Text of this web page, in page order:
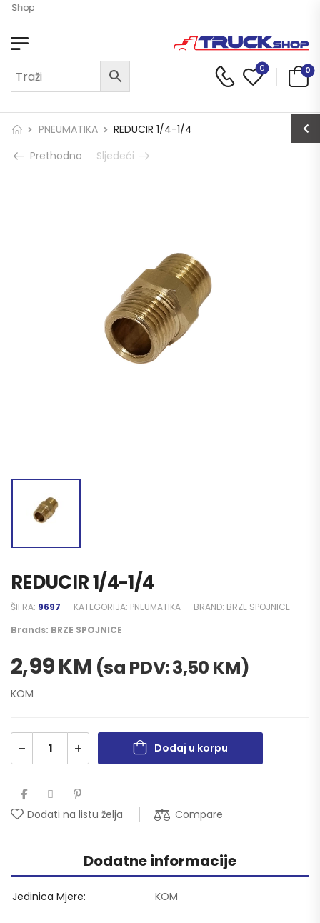
Shop
0 0
PNEUMATIKA
REDUCIR 1/4-1/4
Prethodno
Sljedeći
REDUCIR 1/4-1/4
ŠIFRA: 9697 KATEGORIJA: PNEUMATIKA BRAND: BRZE SPOJNICE
Brands: BRZE SPOJNICE
2,99KM (sa PDV:3,50 KM)
KOM
Dodaj u korpu
Dodati na listu želja Compare
Dodatne informacije
Jedinica Mjere KOM